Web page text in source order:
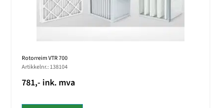
Rotorreim VTR 700
Artikkelnr.: 138104
781,- ink. mva